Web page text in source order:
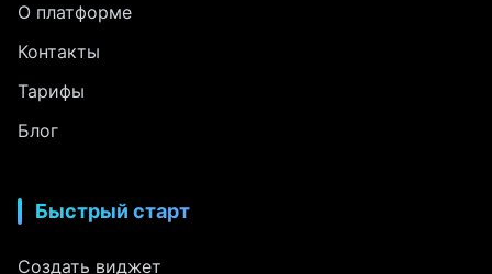
О платформе
Контакты
Тарифы
Блог
Быстрый старт
Создать виджет